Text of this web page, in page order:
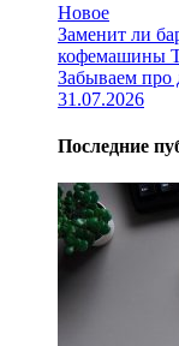
Новое
Заменит ли
кофемашины
Забываем про
31.07.2026
Последние